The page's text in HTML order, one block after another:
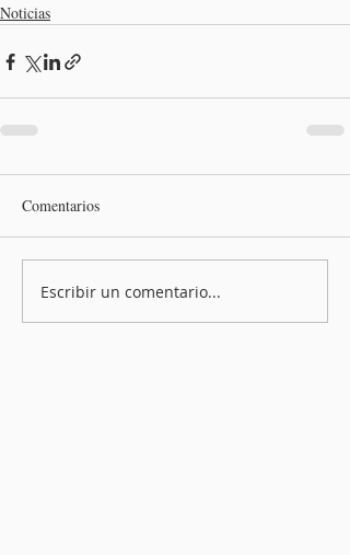
Noticias
Comentarios
Escribir un comentario...